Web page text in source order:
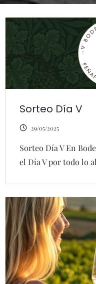
Sorteo Día V
29/05/2025
Sorteo Día V En
el Día V por todo lo